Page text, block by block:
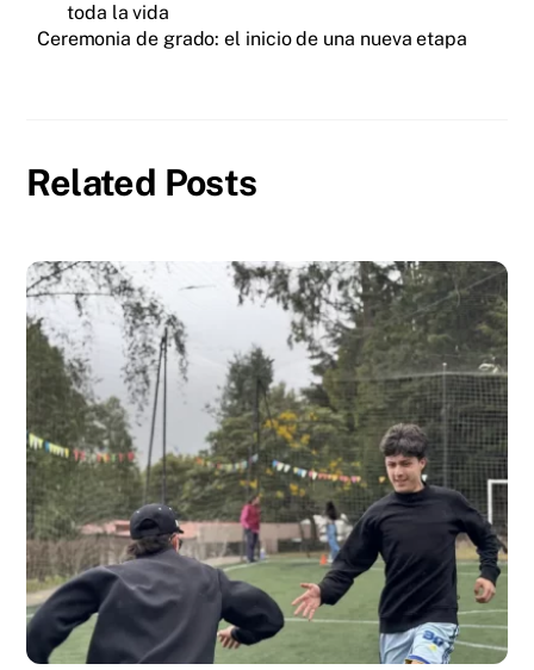
toda la vida
Ceremonia de grado: el inicio de una nueva etapa
Related Posts